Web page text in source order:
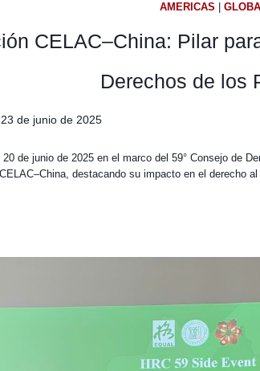
AMERICAS
CELAC–China: Pilar
Derechos de los
23 de junio de 2025
de junio de 2025 en el marco del 59° Consejo de
destacando su impacto en el derecho